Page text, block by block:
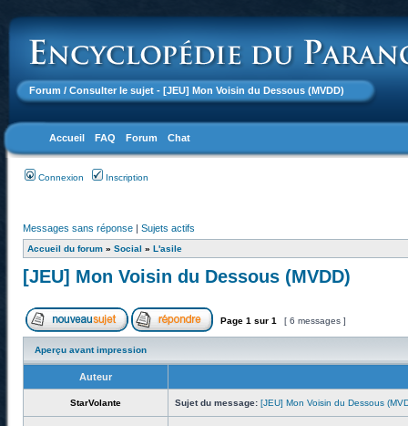
Forum / Consulter le sujet - [JEU] Mon Voisin du Dessous (MVDD)
Accueil FAQ Forum Chat
Connexion Inscription
Messages sans réponse | Sujets actifs
Accueil du forum » Social » L'asile
[JEU] Mon Voisin du Dessous (MVDD)
Page 1 sur 1 [ 6 messages ]
Aperçu avant impression
Auteur
StarVolante Sujet du message: [JEU] Mon Voisin du Dessous